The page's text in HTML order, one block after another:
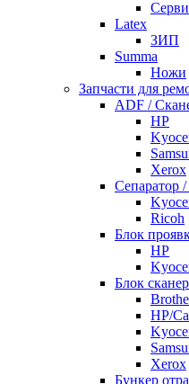
Latex
ЗИП
Summa
Ножи
Запчасти для
ADF /
HP
Xerox
Cепаратор
Ricoh
Блок
HP
Блок
HP/
Xerox
Бункер